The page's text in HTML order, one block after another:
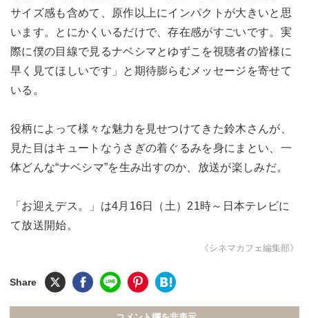
サイズ感も含めて、原作以上にインパクトが大きいと思
います。とにかくいるだけで、存在感がすごいです。実
際に僕の目線で見るナベシマとゆずこを視聴者の皆様に
早く見てほしいです」と期待膨らむメッセージを寄せて
いる。
役柄によって様々な魅力を見せつけてきた鈴木さんが、
見た目はキュートなうさぎの着ぐるみを身にまとい、一
体どんな“ナベシマ”を生み出すのか、放送が楽しみだ。
「お迎えデス。」は4月16日（土）21時～日本テレビに
て放送開始。
《シネマカフェ編集部》